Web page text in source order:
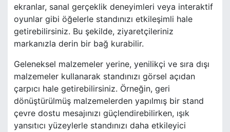
ekranlar, sanal gerçeklik deneyimleri veya interaktif
oyunlar gibi öğelerle standınızı etkileşimli hale
getirebilirsiniz. Bu şekilde, ziyaretçileriniz
markanızla derin bir bağ kurabilir.
Geleneksel malzemeler yerine, yenilikçi ve sıra dışı
malzemeler kullanarak standınızı görsel açıdan
çarpıcı hale getirebilirsiniz. Örneğin, geri
dönüştürülmüş malzemelerden yapılmış bir stand
çevre dostu mesajınızı güçlendirebilirken, ışık
yansıtıcı yüzeylerle standınızı daha etkileyici